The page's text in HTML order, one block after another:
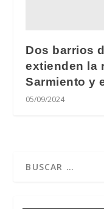
Dos barrios
extienden la
Sarmiento y
05/09/2024